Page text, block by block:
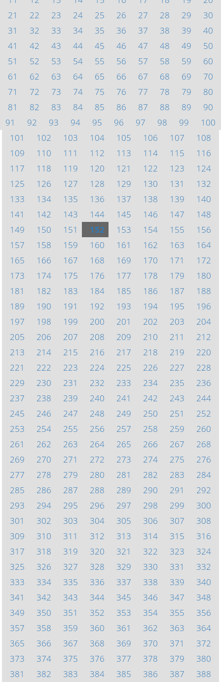
21
22 23 24 25 26 27 28 29
30
31
32 33 34 35 36 37 38 39
40
41
42 43 44 45 46 47 48 49
50
51
52 53 54 55 56 57 58 59
60
61
62 63 64 65 66 67 68 69
70
71
72 73 74 75 76 77 78 79
80
81
82 83 84 85 86 87 88 89
90
91
92 93 94 95 96 97 98 99
100
101
102 103 104 105 106 107
108
109
110 111 112 113 114 115
116
117
118 119 120 121 122 123
124
125
126 127 128 129 130 131
132
133
134 135 136 137 138 139
140
141
142 143 144 145 146 147
148
149
150 151 152 153 154 155
156
157
158 159 160 161 162 163
164
165
166 167 168 169 170 171
172
173
174 175 176 177 178 179
180
181
182 183 184 185 186 187
188
189
190 191 192 193 194 195
196
197
198 199 200 201 202 203
204
205
206 207 208 209 210 211
212
213
214 215 216 217 218 219
220
221
222 223 224 225 226 227
228
229
230 231 232 233 234 235
236
237
238 239 240 241 242 243
244
245
246 247 248 249 250 251
252
253
254 255 256 257 258 259
260
261
262 263 264 265 266 267
268
269
270 271 272 273 274 275
276
277
278 279 280 281 282 283
284
285
286 287 288 289 290 291
292
293
294 295 296 297 298 299
300
301
302 303 304 305 306 307
308
309
310 311 312 313 314 315
316
317
318 319 320 321 322 323
324
325
326 327 328 329 330 331
332
333
334 335 336 337 338 339
340
341
342 343 344 345 346 347
348
349
350 351 352 353 354 355
356
357
358 359 360 361 362 363
364
365
366 367 368 369 370 371
372
373
374 375 376 377 378 379
380
381
382 383 384 385 386 387 388